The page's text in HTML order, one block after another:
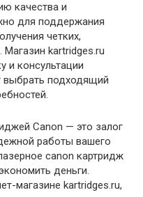
качества и
для поддержания
четких,
kartridges.ru
и консультации
выбрать подходящий
Canon — это залог
работы вашего
canon картридж
деньги.
магазине kartridges.ru,